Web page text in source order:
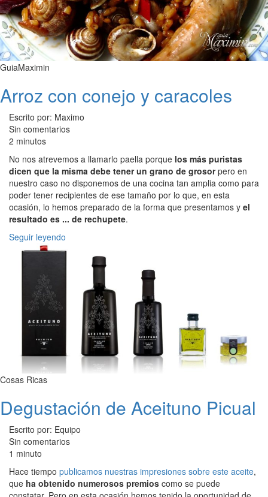
GuiaMaximin
Arroz con conejo y caracoles
Escrito por: Maximo
Sin comentarios
2 minutos
No nos atrevemos a llamarlo paella porque los más puristas
dicen que la misma debe tener un grano de grosorpero en
nuestro caso no disponemos de una cocina tan amplia como para
poder tener recipientes de ese tamaño por lo que, en esta
ocasión, lo hemos preparado de la forma que presentamos y el
resultado es ... de rechupete.
Seguir leyendo
Cosas Ricas
Degustación de Aceituno Picual
Escrito por: Equipo
Sin comentarios
1 minuto
Hace tiempo publicamos nuestras impresiones sobre este aceite,
que ha obtenido numerosos premios como se puede